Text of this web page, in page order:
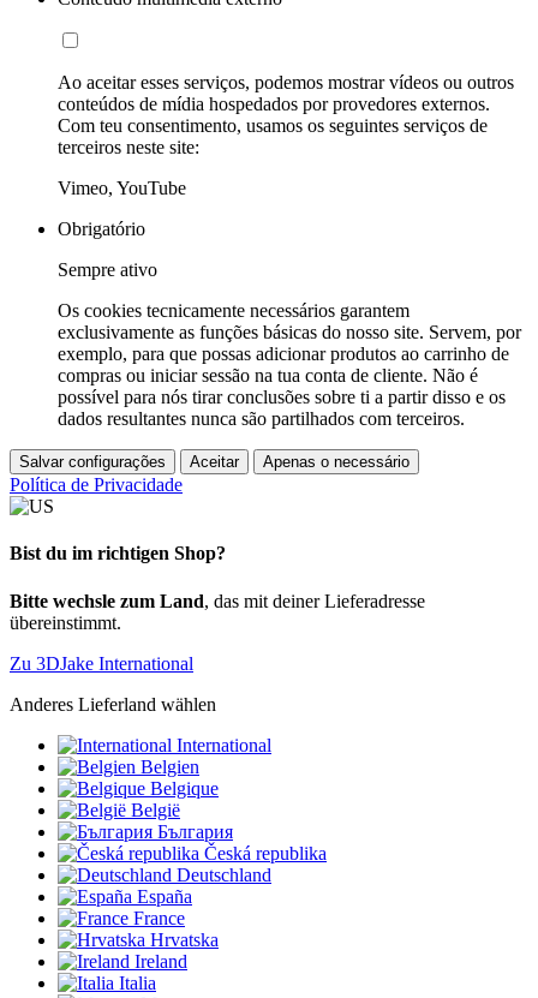
Ao aceitar esses serviços, podemos mostrar vídeos ou outros
conteúdos de mídia hospedados por provedores externos.
Com teu consentimento, usamos os seguintes serviços de
terceiros neste site:
Vimeo, YouTube
Obrigatório
Sempre ativo
Os cookies tecnicamente necessários garantem
exclusivamente as funções básicas do nosso site. Servem, por
exemplo, para que possas adicionar produtos ao carrinho de
compras ou iniciar sessão na tua conta de cliente. Não é
possível para nós tirar conclusões sobre ti a partir disso e os
dados resultantes nunca são partilhados com terceiros.
Salvar configurações Aceitar Apenas o necessário
Política de Privacidade
Bist du im richtigen Shop?
Bitte wechsle zum Land, das mit deiner Lieferadresse
übereinstimmt.
Zu 3DJake International
Anderes Lieferland wählen
International
Belgien
Belgique
België
България
Česká republika
Deutschland
España
France
Hrvatska
Ireland
Italia